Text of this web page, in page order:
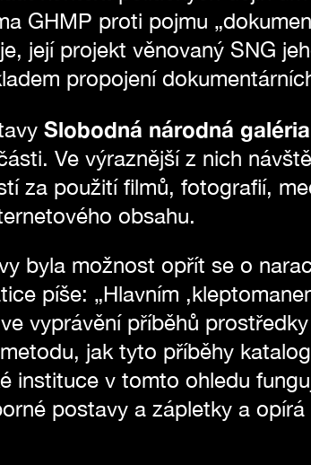
GHMP proti pojmu
její projekt věnovaný SNG
propojení
Slobodná národná
Ve výraznější z nich
za použití filmů, fotografií,
obsahu.
byla možnost opřít se o
píše: „Hlavním
vyprávění příběhů
jak tyto příběhy
instituce v tomto ohledu
postavy a zápletky a